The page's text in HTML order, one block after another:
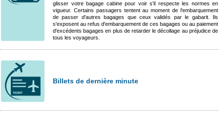
glisser votre bagage cabine pour voir s'il respecte les normes en
vigueur. Certains passagers tentent au moment de l'embarquement
de passer d'autres bagages que ceux validés par le gabarit. Ils
s'exposent au refus d'embarquement de ces bagages ou au paiement
d'excédents bagages en plus de retarder le décollage au préjudice de
tous les voyageurs.
Billets de dernière minute